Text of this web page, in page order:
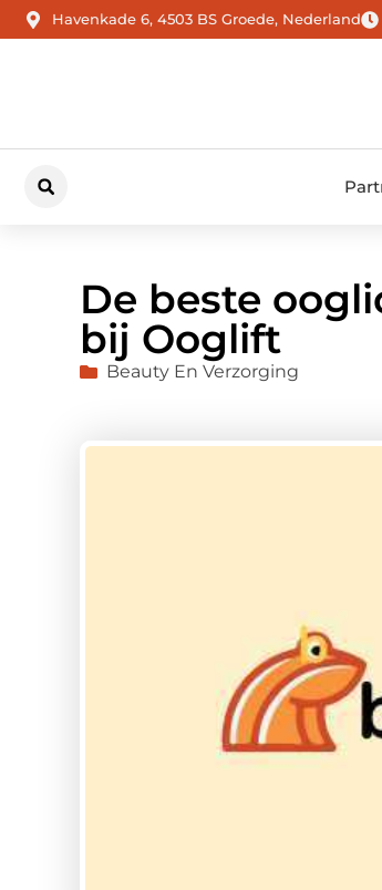
Havenkade 6, 4503 BS Groede, Nederland
De beste
bij Ooglift
Beauty En Verzorging